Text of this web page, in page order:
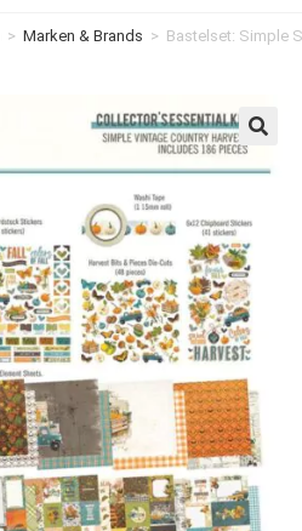
> Marken & Brands > Bastelset: Simple